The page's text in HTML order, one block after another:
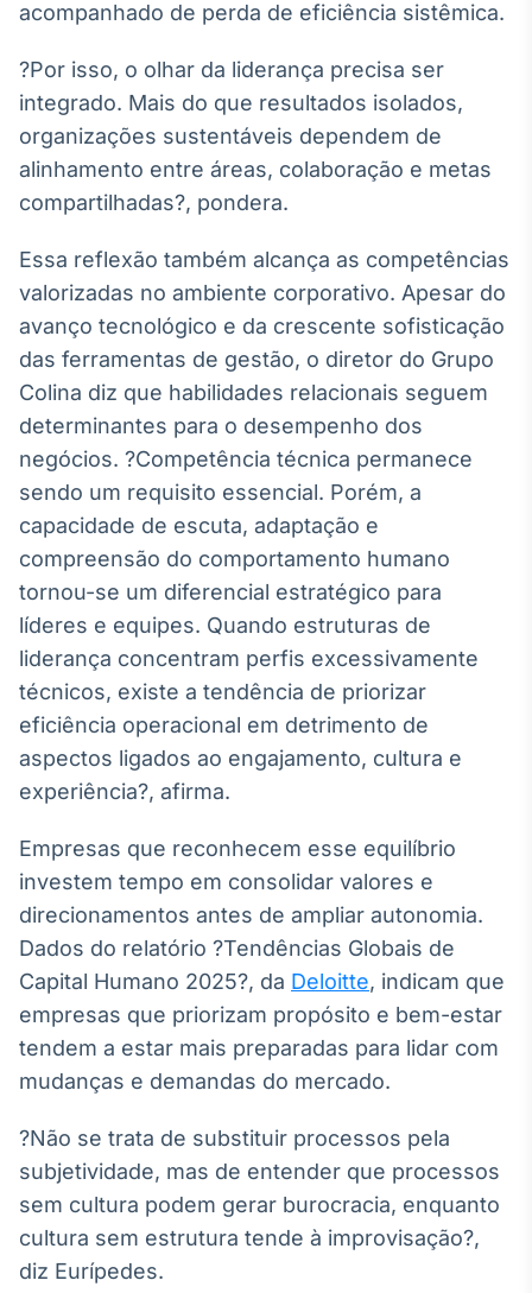
Crédito
acompanhado de perda de eficiência sistêmica.
?Por isso, o olhar da liderança precisa ser
integrado. Mais do que resultados isolados,
organizações sustentáveis dependem de
alinhamento entre áreas, colaboração e metas
compartilhadas?, pondera.
Essa reflexão também alcança as competências
valorizadas no ambiente corporativo. Apesar do
avanço tecnológico e da crescente sofisticação
das ferramentas de gestão, o diretor do Grupo
Colina diz que habilidades relacionais seguem
determinantes para o desempenho dos
negócios. ?Competência técnica permanece
sendo um requisito essencial. Porém, a
capacidade de escuta, adaptação e
compreensão do comportamento humano
tornou-se um diferencial estratégico para
líderes e equipes. Quando estruturas de
liderança concentram perfis excessivamente
técnicos, existe a tendência de priorizar
eficiência operacional em detrimento de
aspectos ligados ao engajamento, cultura e
experiência?, afirma.
Empresas que reconhecem esse equilíbrio
investem tempo em consolidar valores e
direcionamentos antes de ampliar autonomia.
Dados do relatório ?Tendências Globais de
Capital Humano 2025?, da Deloitte, indicam que
empresas que priorizam propósito e bem-estar
tendem a estar mais preparadas para lidar com
mudanças e demandas do mercado.
?Não se trata de substituir processos pela
subjetividade, mas de entender que processos
sem cultura podem gerar burocracia, enquanto
cultura sem estrutura tende à improvisação?,
diz Eurípedes.